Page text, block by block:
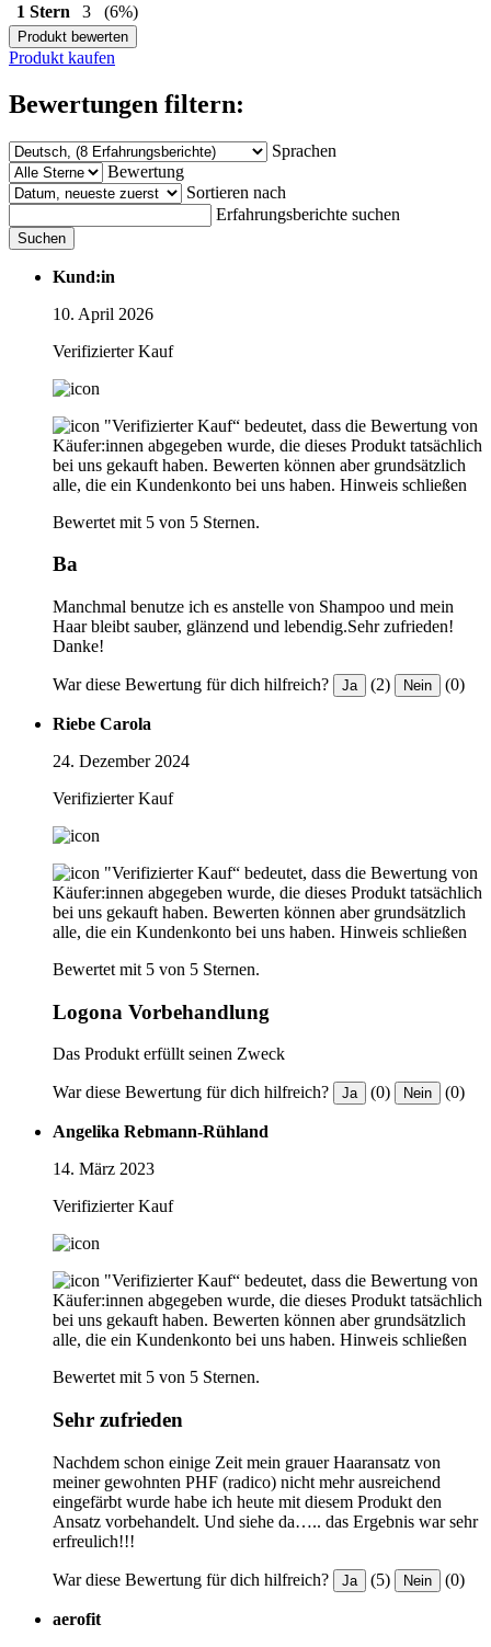
1 Stern
3 (6%)
Produkt bewerten
Produkt kaufen
Bewertungen filtern:
Sprachen
Bewertung
Sortieren nach
Erfahrungsberichte suchen
Suchen
Kund:in
10. April 2026
Verifizierter Kauf
"Verifizierter Kauf“ bedeutet, dass die Bewertung von
Käufer:innen abgegeben wurde, die dieses Produkt tatsächlich
bei uns gekauft haben. Bewerten können aber grundsätzlich
alle, die ein Kundenkonto bei uns haben. Hinweis schließen
Bewertet mit 5 von 5 Sternen.
Ba
Manchmal benutze ich es anstelle von Shampoo und mein
Haar bleibt sauber, glänzend und lebendig.Sehr zufrieden!
Danke!
War diese Bewertung für dich hilfreich? Ja (2) Nein (0)
Riebe Carola
24. Dezember 2024
Verifizierter Kauf
"Verifizierter Kauf“ bedeutet, dass die Bewertung von
Käufer:innen abgegeben wurde, die dieses Produkt tatsächlich
bei uns gekauft haben. Bewerten können aber grundsätzlich
alle, die ein Kundenkonto bei uns haben. Hinweis schließen
Bewertet mit 5 von 5 Sternen.
Logona Vorbehandlung
Das Produkt erfüllt seinen Zweck
War diese Bewertung für dich hilfreich? Ja (0) Nein (0)
Angelika Rebmann-Rühland
14. März 2023
Verifizierter Kauf
"Verifizierter Kauf“ bedeutet, dass die Bewertung von
Käufer:innen abgegeben wurde, die dieses Produkt tatsächlich
bei uns gekauft haben. Bewerten können aber grundsätzlich
alle, die ein Kundenkonto bei uns haben. Hinweis schließen
Bewertet mit 5 von 5 Sternen.
Sehr zufrieden
Nachdem schon einige Zeit mein grauer Haaransatz von
meiner gewohnten PHF (radico) nicht mehr ausreichend
eingefärbt wurde habe ich heute mit diesem Produkt den
Ansatz vorbehandelt. Und siehe da….. das Ergebnis war sehr
erfreulich!!!
War diese Bewertung für dich hilfreich? Ja (5) Nein (0)
aerofit